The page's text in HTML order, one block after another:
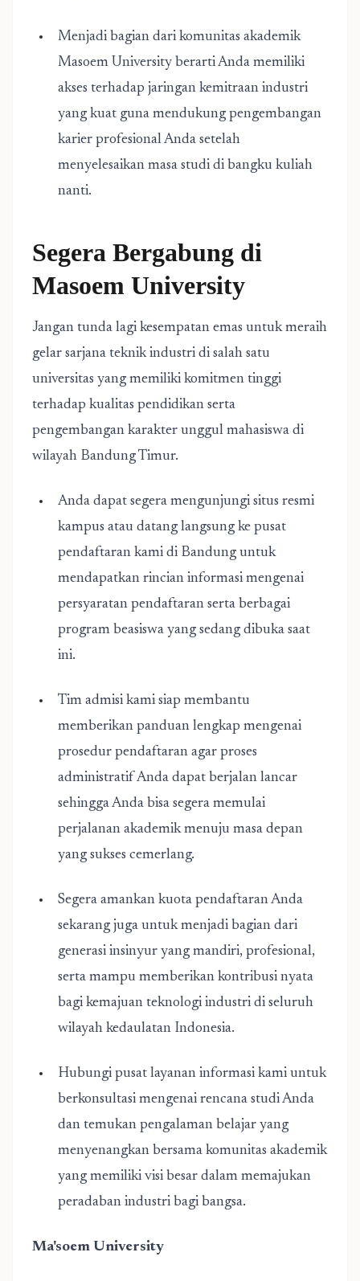
Menjadi bagian dari komunitas akademik
Masoem University berarti Anda memiliki
akses terhadap jaringan kemitraan industri
yang kuat guna mendukung pengembangan
karier profesional Anda setelah
menyelesaikan masa studi di bangku kuliah
nanti.
Segera Bergabung di
Masoem University
Jangan tunda lagi kesempatan emas untuk meraih
gelar sarjana teknik industri di salah satu
universitas yang memiliki komitmen tinggi
terhadap kualitas pendidikan serta
pengembangan karakter unggul mahasiswa di
wilayah Bandung Timur.
Anda dapat segera mengunjungi situs resmi
kampus atau datang langsung ke pusat
pendaftaran kami di Bandung untuk
mendapatkan rincian informasi mengenai
persyaratan pendaftaran serta berbagai
program beasiswa yang sedang dibuka saat
ini.
Tim admisi kami siap membantu
memberikan panduan lengkap mengenai
prosedur pendaftaran agar proses
administratif Anda dapat berjalan lancar
sehingga Anda bisa segera memulai
perjalanan akademik menuju masa depan
yang sukses cemerlang.
Segera amankan kuota pendaftaran Anda
sekarang juga untuk menjadi bagian dari
generasi insinyur yang mandiri, profesional,
serta mampu memberikan kontribusi nyata
bagi kemajuan teknologi industri di seluruh
wilayah kedaulatan Indonesia.
Hubungi pusat layanan informasi kami untuk
berkonsultasi mengenai rencana studi Anda
dan temukan pengalaman belajar yang
menyenangkan bersama komunitas akademik
yang memiliki visi besar dalam memajukan
peradaban industri bagi bangsa.
Ma'soem University